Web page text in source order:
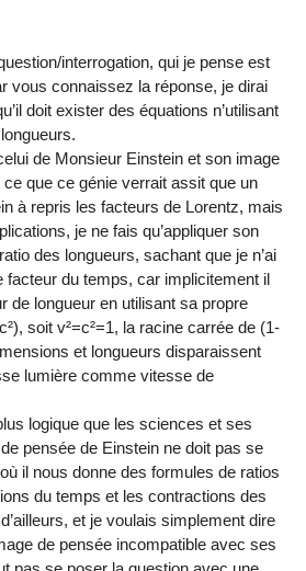
interrogation, qui je pense est
vous connaissez la réponse, je dirai
doit exister des équations n’utilisant
de Monsieur Einstein et son image
que ce génie verrait assit que un
à repris les facteurs de Lorentz, mais
je ne fais qu’appliquer son
des longueurs, sachant que je n’ai
facteur du temps, car implicitement il
de longueur en utilisant sa propre
soit v²=c²=1, la racine carrée de (1-
et longueurs disparaissent
lumière comme vitesse de
logique que les sciences et ses
pensée de Einstein ne doit pas se
il nous donne des formules de ratios
du temps et les contractions des
et je voulais simplement dire
de pensée incompatible avec ses